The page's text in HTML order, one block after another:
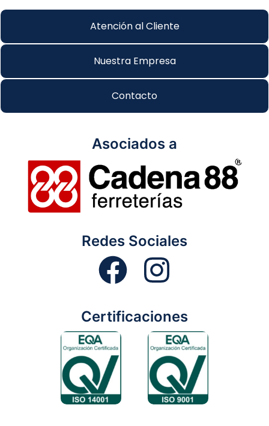
Atención al Cliente
Nuestra Empresa
Contacto
Asociados a
Redes Sociales
Certificaciones